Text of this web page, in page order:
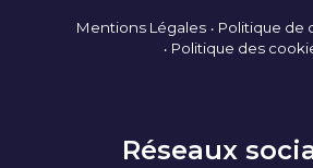
Mentions Légales
Politique de
Politique des
Réseaux